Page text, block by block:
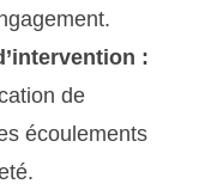
:
de
écoulements